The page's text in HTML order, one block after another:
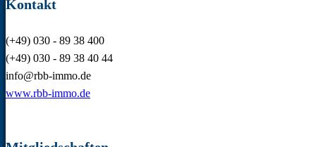
Kontakt
(+49) 030 - 89 38 400
(+49) 030 - 89 38 40 44
info@rbb-immo.de
www.rbb-immo.de